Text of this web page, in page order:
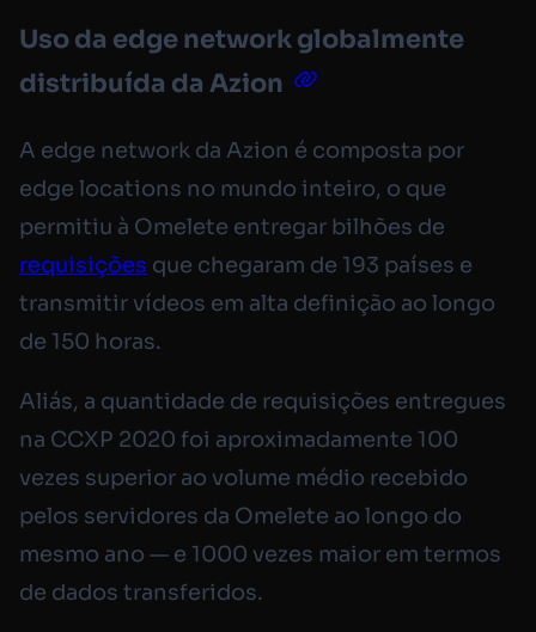
Uso da edge network globalmente
distribuída da Azion
A edge network da Azion é composta por
edge locations no mundo inteiro, o que
permitiu à Omelete entregar bilhões de
requisições que chegaram de 193 países e
transmitir vídeos em alta definição ao longo
de 150 horas.
Aliás, a quantidade de requisições entregues
na CCXP 2020 foi aproximadamente 100
vezes superior ao volume médio recebido
pelos servidores da Omelete ao longo do
mesmo ano — e 1000 vezes maior em termos
de dados transferidos.